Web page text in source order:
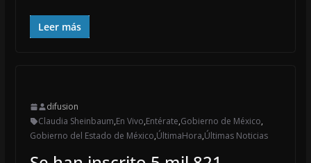
Leer más
difusion
Claudia Sheinbaum,En Vivo,Entérate,Gobierno de México,
Gobierno del Estado de México,ÚltimaHora,Últimas Noticias